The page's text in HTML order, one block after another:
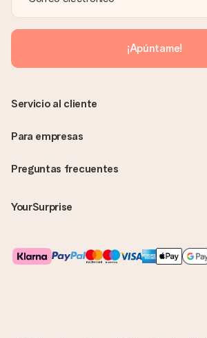
¡Apúntame!
Preguntas frecuentes
YourSurprise
Servicio al cliente
Para empresas